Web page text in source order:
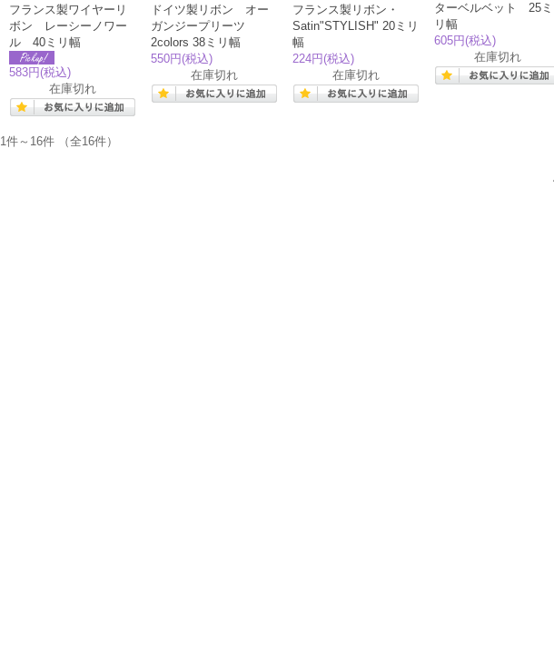
フランス製ワイヤーリ
ボン レーシーノワー
ル 40ミリ幅
583円(税込)
在庫切れ
ドイツ製リボン オー
ガンジープリーツ
2colors 38ミリ幅
550円(税込)
在庫切れ
フランス製リボン・
Satin"STYLISH" 20ミリ
幅
224円(税込)
在庫切れ
ターベルベット 25ミ
リ幅
605円(税込)
在庫切れ
1件～16件 （全16件）